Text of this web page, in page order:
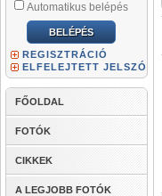
Automatikus belépés
REGISZTRÁCIÓ
ELFELEJTETT JELSZÓ
FŐOLDAL
FOTÓK
CIKKEK
A LEGJOBB FOTÓK